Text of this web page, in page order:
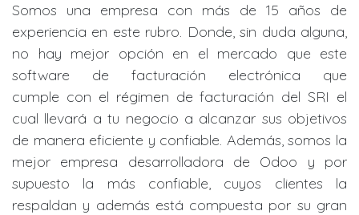
Somos una empresa con más de 15 años de
experiencia en este rubro. Donde, sin duda alguna,
no hay mejor opción en el mercado que este
software de facturación electrónica que
cumple con el régimen de facturación del SRI el
cual llevará a tu negocio a alcanzar sus objetivos
de manera eficiente y confiable. Además, somos la
mejor empresa desarrolladora de Odoo y por
supuesto la más confiable, cuyos clientes la
respaldan y además está compuesta por su gran